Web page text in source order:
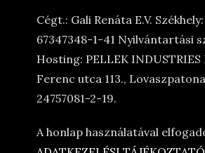
Cégt.: Gali Renáta E.V.
67347348-1-41 Nyilvántartási
Hosting: PELLEK
Ferenc utca 113.,
24757081-2-19.
A honlap használatával